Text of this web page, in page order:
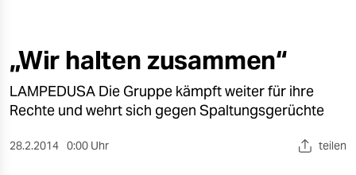
öko
gesellschaft
kultur
sport
„Wir halten zusammen“
LAMPEDUSA Die Gruppe kämpft weiter für ihre
Rechte und wehrt sich gegen Spaltungsgerüchte
28.2.2014 0:00 Uhr teilen